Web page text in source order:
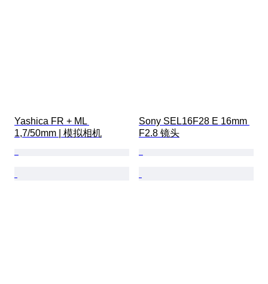
Yashica FR + ML
1,7/50mm | 模拟相机
Sony SEL16F28 E 16mm
F2.8 镜头